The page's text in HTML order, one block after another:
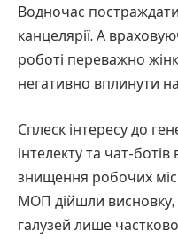
Водночас
канцелярії. А
роботі переважно
негативно вплинути
Сплеск інтересу до
інтелекту та чат-
знищення робочих
МОП дійшли висновку,
галузей лише